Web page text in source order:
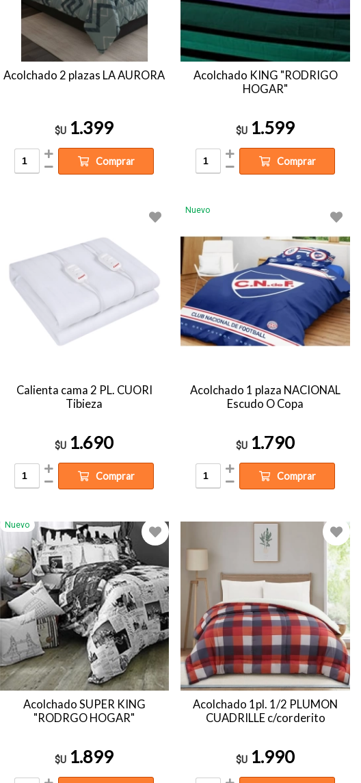
Acolchado 2 plazas LA AURORA
$U 1.399
Comprar
Acolchado KING "RODRIGO
HOGAR"
$U 1.599
Comprar
Calienta cama 2 PL. CUORI
Tibieza
$U 1.690
Comprar
Nuevo
Acolchado 1 plaza NACIONAL
Escudo O Copa
$U 1.790
Comprar
Nuevo
Acolchado SUPER KING
"RODRGO HOGAR"
$U 1.899
Acolchado 1pl. 1/2 PLUMON
CUADRILLE c/corderito
$U 1.990